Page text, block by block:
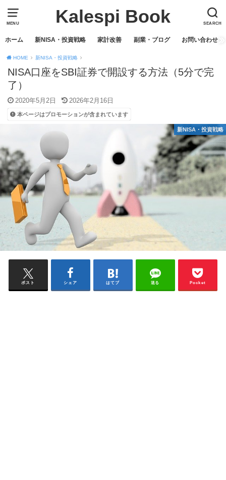
MENU SEARCH
Kalespi Book
ホーム 新NISA・投資戦略 家計改善 副業・ブログ お問い合わせ
HOME 新NISA・投資戦略
NISA口座をSBI証券で開設する方法（5分で完
了）
2020年5月2日 2026年2月16日
本ページはプロモーションが含まれています
新NISA・投資戦略
ポスト シェア はてブ 送る Pocket